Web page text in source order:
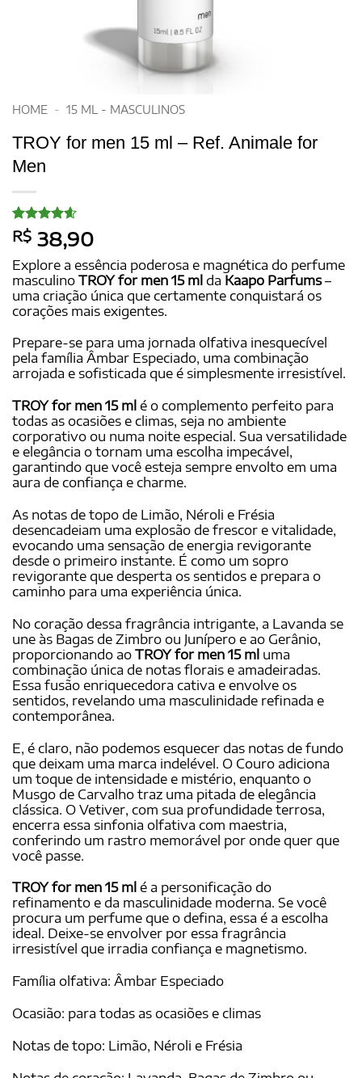
HOME - 15 ML - MASCULINOS
TROY for men 15 ml – Ref. Animale for
Men
Avaliado
como4.6
de 5, com
baseado
em
15
avaliações
de clientes
R$ 38,90
Explore a essência poderosa e magnética do perfume
masculino TROY for men 15 ml da Kaapo Parfums–
uma criação única que certamente conquistará os
corações mais exigentes.
Prepare-se para uma jornada olfativa inesquecível
pela família Âmbar Especiado, uma combinação
arrojada e sofisticada que é simplesmente irresistível.
TROY for men 15 ml é o complemento perfeito para
todas as ocasiões e climas, seja no ambiente
corporativo ou numa noite especial. Sua versatilidade
e elegância o tornam uma escolha impecável,
garantindo que você esteja sempre envolto em uma
aura de confiança e charme.
As notas de topo de Limão, Néroli e Frésia
desencadeiam uma explosão de frescor e vitalidade,
evocando uma sensação de energia revigorante
desde o primeiro instante. É como um sopro
revigorante que desperta os sentidos e prepara o
caminho para uma experiência única.
No coração dessa fragrância intrigante, a Lavanda se
une às Bagas de Zimbro ou Junípero e ao Gerânio,
proporcionando ao TROY for men 15 ml uma
combinação única de notas florais e amadeiradas.
Essa fusão enriquecedora cativa e envolve os
sentidos, revelando uma masculinidade refinada e
contemporânea.
E, é claro, não podemos esquecer das notas de fundo
que deixam uma marca indelével. O Couro adiciona
um toque de intensidade e mistério, enquanto o
Musgo de Carvalho traz uma pitada de elegância
clássica. O Vetiver, com sua profundidade terrosa,
encerra essa sinfonia olfativa com maestria,
conferindo um rastro memorável por onde quer que
você passe.
TROY for men 15 ml é a personificação do
refinamento e da masculinidade moderna. Se você
procura um perfume que o defina, essa é a escolha
ideal. Deixe-se envolver por essa fragrância
irresistível que irradia confiança e magnetismo.
Família olfativa: Âmbar Especiado
Ocasião: para todas as ocasiões e climas
Notas de topo: Limão, Néroli e Frésia